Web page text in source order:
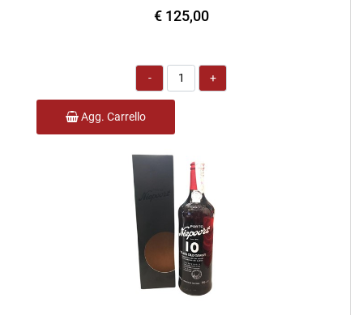
€ 125,00
Quantità
Agg. Carrello